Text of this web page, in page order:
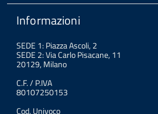
Informazioni
SEDE 1: Piazza Ascoli, 2
SEDE 2: Via Carlo Pisacane, 11
20129, Milano
C.F. / P.IVA
80107250153
Cod. Univoco